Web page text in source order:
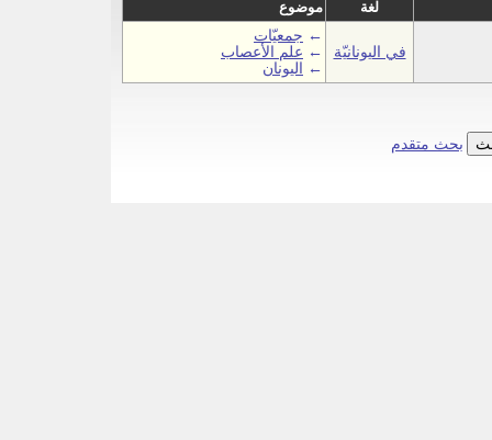
موضوع
لغة
← جمعيّات
← علم الأعصاب
←
اليونان
في اليونانيّة
بحث متقدم